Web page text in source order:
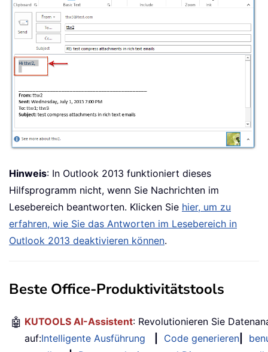
Hinweis: In Outlook 2013 funktioniert dieses
Hilfsprogramm nicht, wenn Sie Nachrichten im
Lesebereich beantworten. Klicken Sie hier, um zu
erfahren, wie Sie das Antworten im Lesebereich in
Outlook 2013 deaktivieren können.
Beste Office-Produktivitätstools
🤖 KUTOOLS AI-Assistent: Revolutionieren Sie
auf:Intelligente Ausführung Code generieren